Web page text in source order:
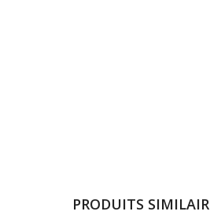
PRODUITS